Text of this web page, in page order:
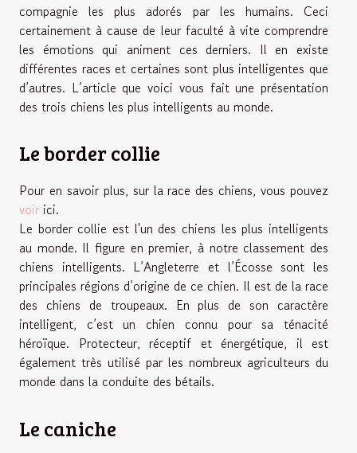
compagnie les plus adorés par les humains. Ceci
certainement à cause de leur faculté à vite comprendre
les émotions qui animent ces derniers. Il en existe
différentes races et certaines sont plus intelligentes que
d’autres. L’article que voici vous fait une présentation
des trois chiens les plus intelligents au monde.
Le border collie
Pour en savoir plus, sur la race des chiens, vous pouvez
voir ici.
Le border collie est l'un des chiens les plus intelligents
au monde. Il figure en premier, à notre classement des
chiens intelligents. L’Angleterre et l’Écosse sont les
principales régions d’origine de ce chien. Il est de la race
des chiens de troupeaux. En plus de son caractère
intelligent, c’est un chien connu pour sa ténacité
héroïque. Protecteur, réceptif et énergétique, il est
également très utilisé par les nombreux agriculteurs du
monde dans la conduite des bétails.
Le caniche